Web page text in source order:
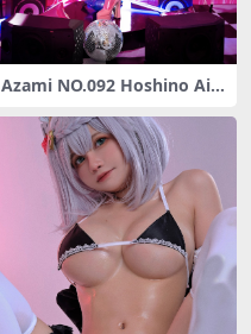
Azami NO.092 Hoshino Ai